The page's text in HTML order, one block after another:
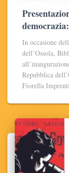
In occasione
dell’Ossola,
Repubblica
Fiorella